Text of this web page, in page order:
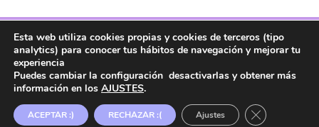
Facebook Twitter Telegram
RSS
Instagram
Linkedin
marca registrada en la OEPM.
Esta web utiliza cookies propias y cookies de terceros (tipo
analytics) para conocer tus hábitos de navegación y mejorar tu
experiencia
Puedes cambiar la configuración desactivarlas y obtener más
información en los AJUSTES.
ACEPTAR :) RECHAZAR :( Ajustes Cerrar el